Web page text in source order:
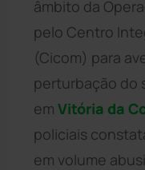
âmbito da
pelo Centro
(Cicom) para
perturbação do
em Vitória da
policiais
em volume